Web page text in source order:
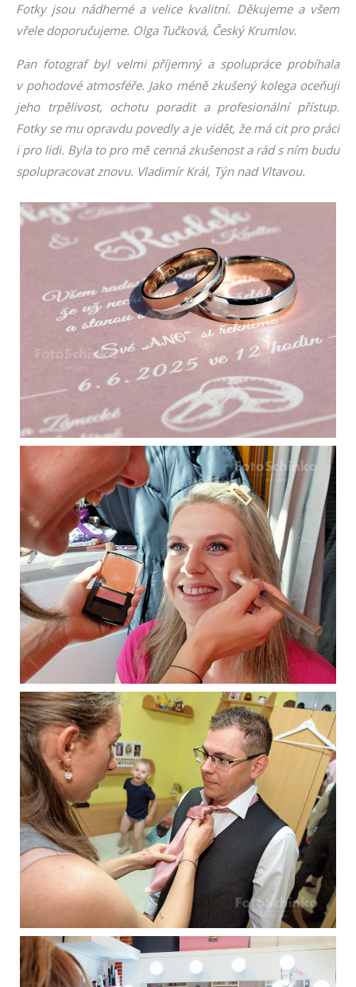
Fotky jsou nádherné a velice kvalitní. Děkujeme a všem
vřele doporučujeme. Olga Tučková, Český Krumlov.
Pan fotograf byl velmi příjemný a spolupráce probíhala
v pohodové atmosféře. Jako méně zkušený kolega oceňuji
jeho trpělivost, ochotu poradit a profesionální přístup.
Fotky se mu opravdu povedly a je vidět, že má cit pro práci
i pro lidi. Byla to pro mě cenná zkušenost a rád s ním budu
spolupracovat znovu. Vladimír Král, Týn nad Vltavou.